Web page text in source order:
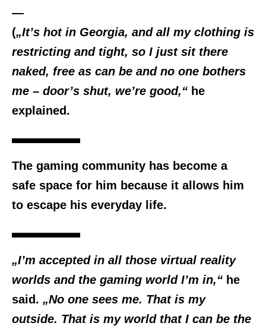
—
(„It’s hot in Georgia, and all my clothing is
restricting and tight, so I just sit there
naked, free as can be and no one bothers
me – door’s shut, we’re good,“ he
explained.
The gaming community has become a
safe space for him because it allows him
to escape his everyday life.
„I’m accepted in all those virtual reality
worlds and the gaming world I’m in,“ he
said. „No one sees me. That is my
outside. That is my world that I can be the